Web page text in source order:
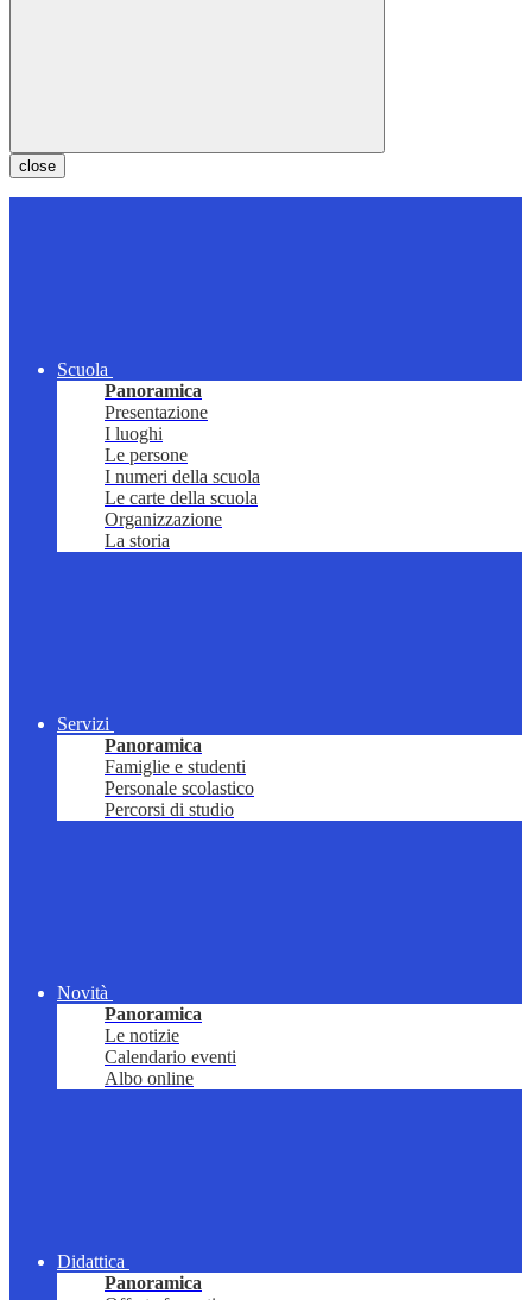
close
Scuola
Panoramica
Presentazione
I luoghi
Le persone
I numeri della scuola
Le carte della scuola
Organizzazione
La storia
Servizi
Panoramica
Famiglie e studenti
Personale scolastico
Percorsi di studio
Novità
Panoramica
Le notizie
Calendario eventi
Albo online
Didattica
Panoramica